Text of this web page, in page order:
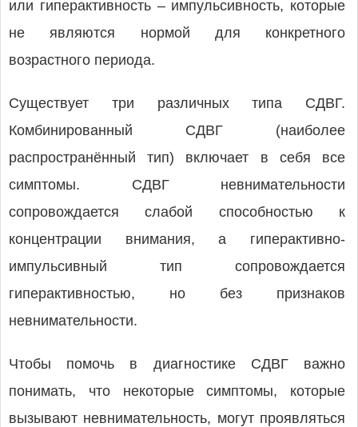
или гиперактивность – импульсивность, которые
не являются нормой для конкретного
возрастного периода.
Существует три различных типа СДВГ.
Комбинированный СДВГ (наиболее
распространённый тип) включает в себя все
симптомы. СДВГ невнимательности
сопровождается слабой способностью к
концентрации внимания, а гиперактивно-
импульсивный тип сопровождается
гиперактивностью, но без признаков
невнимательности.
Чтобы помочь в диагностике СДВГ важно
понимать, что некоторые симптомы, которые
вызывают невнимательность, могут проявляться